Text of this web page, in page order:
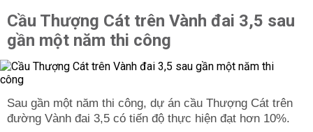
Cầu Thượng Cát trên Vành đai 3,5 sau
gần một năm thi công
Sau gần một năm thi công, dự án cầu Thượng Cát trên
đường Vành đai 3,5 có tiến độ thực hiện đạt hơn 10%.